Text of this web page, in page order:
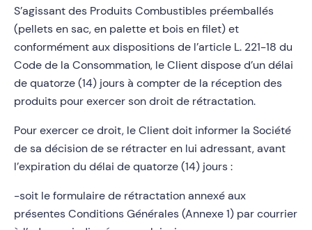
S’agissant des Produits Combustibles préemballés
(pellets en sac, en palette et bois en filet) et
conformément aux dispositions de l’article L. 221-18 du
Code de la Consommation, le Client dispose d’un délai
de quatorze (14) jours à compter de la réception des
produits pour exercer son droit de rétractation.
Pour exercer ce droit, le Client doit informer la Société
de sa décision de se rétracter en lui adressant, avant
l’expiration du délai de quatorze (14) jours :
-soit le formulaire de rétractation annexé aux
présentes Conditions Générales (Annexe 1) par courrier